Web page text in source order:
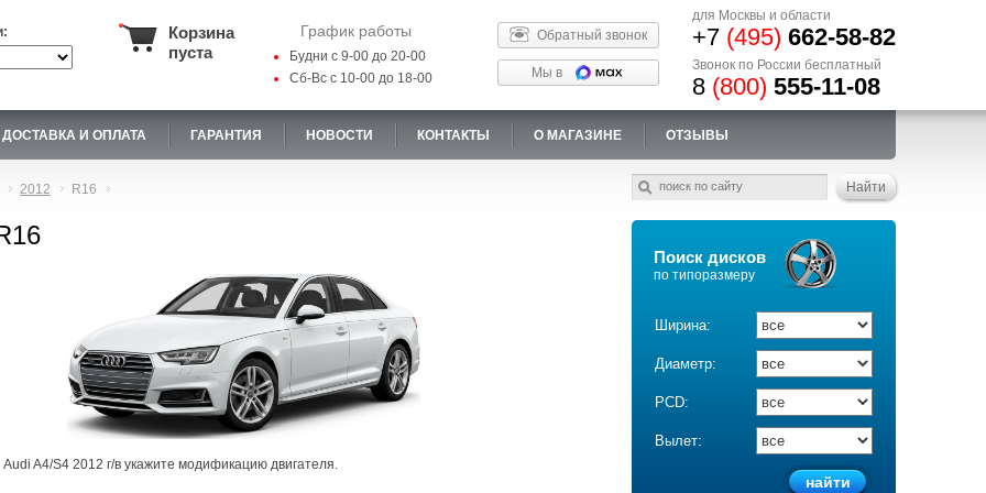
Корзина
пуста
График работы
Будни с 9-00 до 20-00
Сб-Вс с 10-00 до 18-00
Обратный звонок
Мы в
для Москвы и области
+7 (495) 662-58-82
Звонок по России бесплатный
8 (800) 555-11-08
ДОСТАВКА И ОПЛАТА ГАРАНТИЯ НОВОСТИ КОНТАКТЫ О МАГАЗИНЕ ОТЗЫВЫ
2012 R16
Поиск дисков
по типоразмеру
Ширина:
Диаметр:
PCD:
Вылет:
A4/S4 2012 г/в укажите модификацию двигателя.